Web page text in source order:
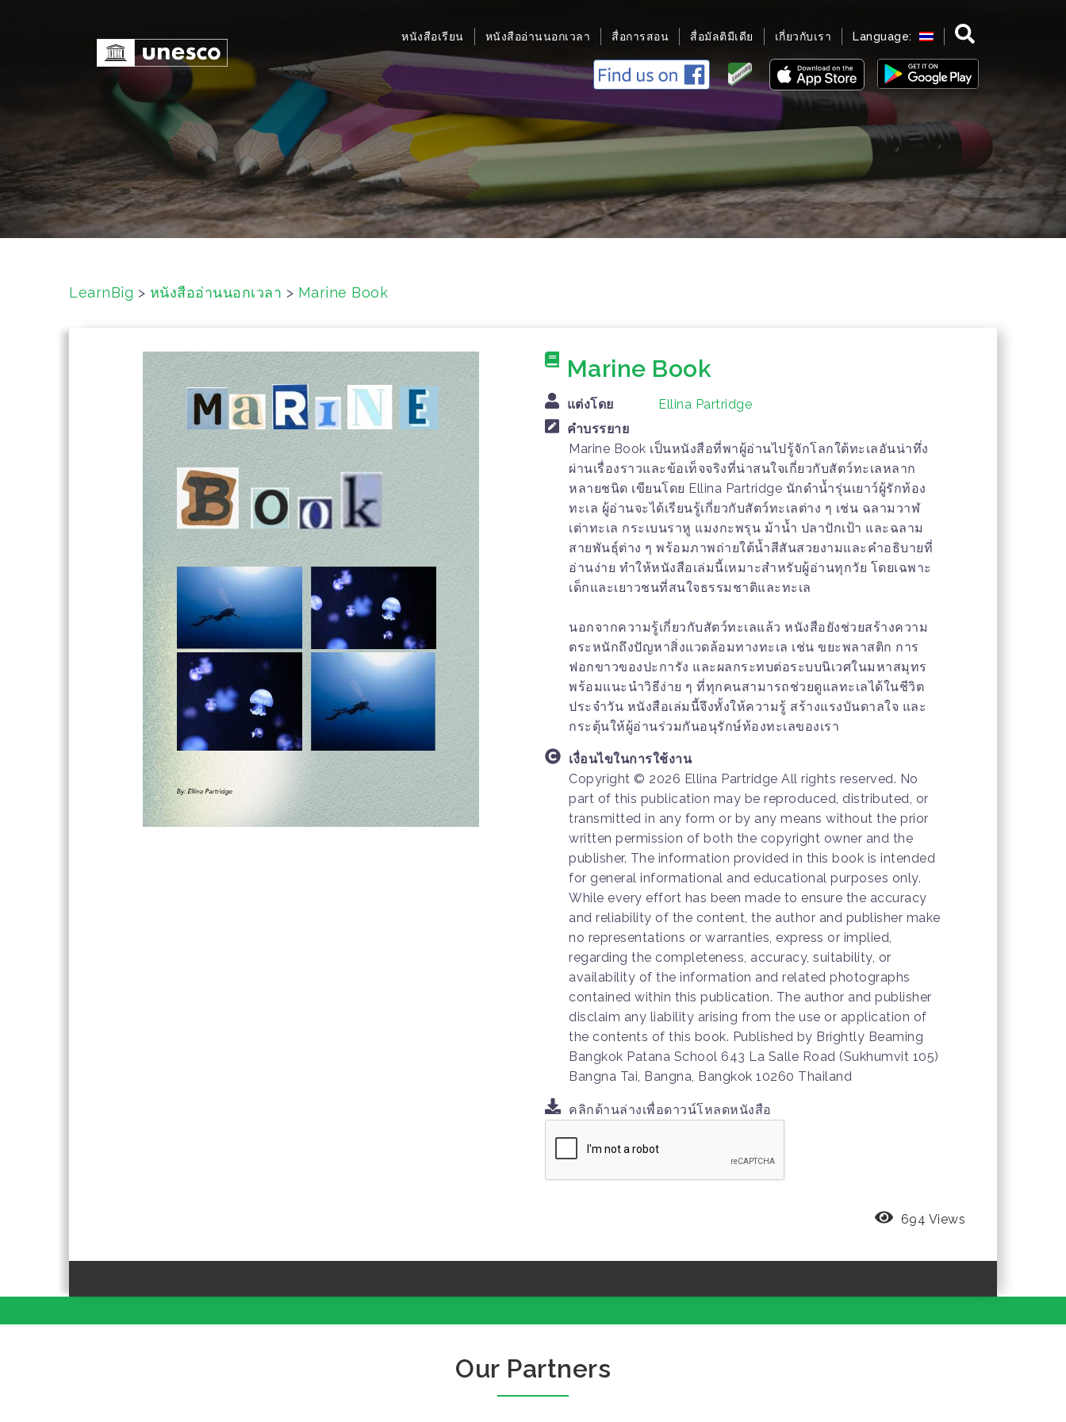
n
t
e
หนังสือเรียน หนังสืออ่านนอกเวลา สื่อการสอน สื่อมัลติมีเดีย เกี่ยวกับเรา Language:
LearnBig > หนังสืออ่านนอกเวลา > Marine Book
Marine Book
แต่งโดย
Ellina Partridge
คำบรรยาย
Marine Book เป็นหนังสือที่พาผู้อ่านไปรู้จักโลกใต้ทะเลอันน่าทึ่ง
ผ่านเรื่องราวและข้อเท็จจริงที่น่าสนใจเกี่ยวกับสัตว์ทะเลหลาก
หลายชนิด เขียนโดย Ellina Partridge นักดำน้ำรุ่นเยาว์ผู้รักท้อง
ทะเล ผู้อ่านจะได้เรียนรู้เกี่ยวกับสัตว์ทะเลต่าง ๆ เช่น ฉลามวาฬ
เต่าทะเล กระเบนราหู แมงกะพรุน ม้าน้ำ ปลาปักเป้า และฉลาม
สายพันธุ์ต่าง ๆ พร้อมภาพถ่ายใต้น้ำสีสันสวยงามและคำอธิบายที่
อ่านง่าย ทำให้หนังสือเล่มนี้เหมาะสำหรับผู้อ่านทุกวัย โดยเฉพาะ
เด็กและเยาวชนที่สนใจธรรมชาติและทะเล
นอกจากความรู้เกี่ยวกับสัตว์ทะเลแล้ว หนังสือยังช่วยสร้างความ
ตระหนักถึงปัญหาสิ่งแวดล้อมทางทะเล เช่น ขยะพลาสติก การ
ฟอกขาวของปะการัง และผลกระทบต่อระบบนิเวศในมหาสมุทร
พร้อมแนะนำวิธีง่าย ๆ ที่ทุกคนสามารถช่วยดูแลทะเลได้ในชีวิต
ประจำวัน หนังสือเล่มนี้จึงทั้งให้ความรู้ สร้างแรงบันดาลใจ และ
กระตุ้นให้ผู้อ่านร่วมกันอนุรักษ์ท้องทะเลของเรา
เงื่อนไขในการใช้งาน
Copyright © 2026 Ellina Partridge All rights reserved. No
part of this publication may be reproduced, distributed, or
transmitted in any form or by any means without the prior
written permission of both the copyright owner and the
publisher. The information provided in this book is intended
for general informational and educational purposes only.
While every effort has been made to ensure the accuracy
and reliability of the content, the author and publisher make
no representations or warranties, express or implied,
regarding the completeness, accuracy, suitability, or
availability of the information and related photographs
contained within this publication. The author and publisher
disclaim any liability arising from the use or application of
the contents of this book. Published by Brightly Beaming
Bangkok Patana School 643 La Salle Road (Sukhumvit 105)
Bangna Tai, Bangna, Bangkok 10260 Thailand
คลิกด้านล่างเพื่อดาวน์โหลดหนังสือ
694 Views
Our Partners